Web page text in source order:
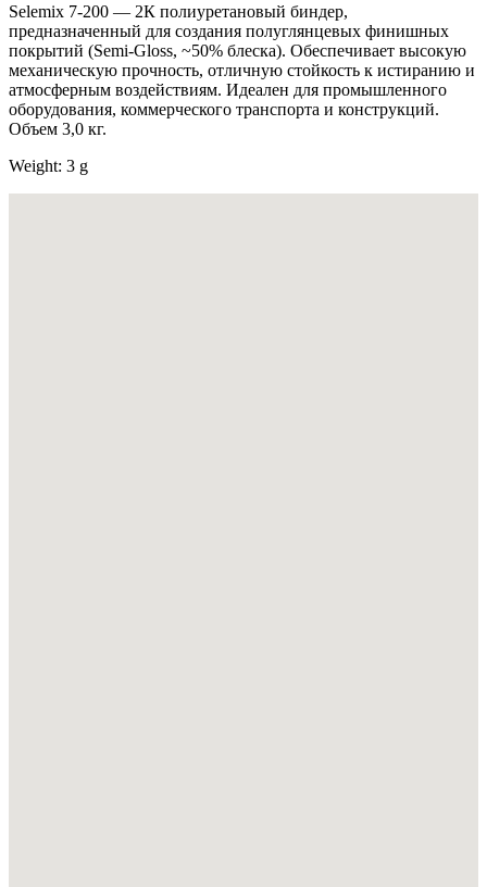
Selemix 7-200 — 2К полиуретановый биндер,
предназначенный для создания полуглянцевых финишных
покрытий (Semi-Gloss, ~50% блеска). Обеспечивает высокую
механическую прочность, отличную стойкость к истиранию и
атмосферным воздействиям. Идеален для промышленного
оборудования, коммерческого транспорта и конструкций.
Объем 3,0 кг.
Weight: 3 g